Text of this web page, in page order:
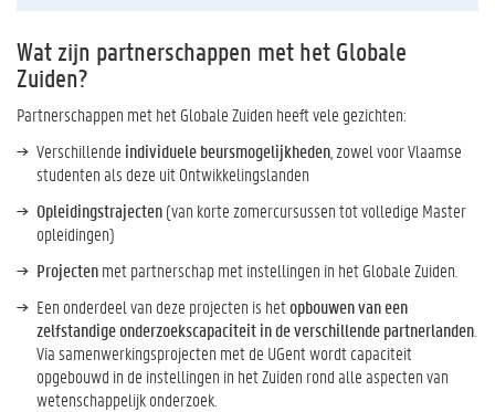
Wat zijn partnerschappen met het Globale
Zuiden?
Partnerschappen met het Globale Zuiden heeft vele gezichten:
Verschillende individuele beursmogelijkheden , zowel voor Vlaamse
studenten als deze uit Ontwikkelingslanden
Opleidingstrajecten(van korte zomercursussen tot volledige Master
opleidingen)
Projectenmet partnerschap met instellingen in het Globale Zuiden.
Een onderdeel van deze projecten is hetopbouwen van een
zelfstandige onderzoekscapaciteit in de verschillende partnerlanden
Via samenwerkingsprojecten met de UGent wordt capaciteit
opgebouwd in de instellingen in het Zuiden rond alle aspecten van
wetenschappelijk onderzoek.